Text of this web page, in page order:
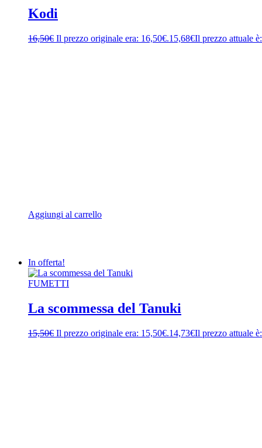
Kodi
16,50€ Il prezzo originale era: 16,50€.15,68€Il prezzo attuale
Aggiungi al carrello
In offerta!
FUMETTI
La scommessa del Tanuki
15,50€ Il prezzo originale era: 15,50€.14,73€Il prezzo attuale